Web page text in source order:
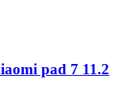
pad 7 11.2